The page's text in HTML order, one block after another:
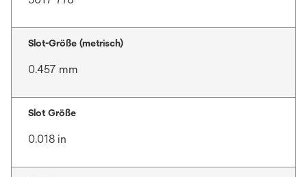
Slot-Größe (metrisch)
0.457 mm
Slot Größe
0.018 in